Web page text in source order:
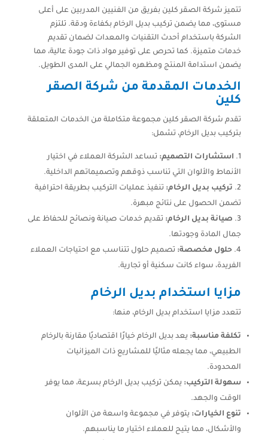
تتميز شركة الصقر كلين بفريق من الفنيين المدربين على أعلى
مستوى، مما يضمن تركيب بديل الرخام بكفاءة ودقة. تلتزم
الشركة باستخدام أحدث التقنيات والمعدات لضمان تقديم
خدمات متميزة. كما تحرص على توفير مواد ذات جودة عالية، مما
يضمن استدامة المنتج ومظهره الجمالي على المدى الطويل.
الخدمات المقدمة من شركة الصقر
كلين
تقدم شركة الصقر كلين مجموعة متكاملة من الخدمات المتعلقة
بتركيب بديل الرخام، تشمل:
استشارات التصميم: تساعد الشركة العملاء في اختيار
الأنماط والألوان التي تناسب ذوقهم وتصميماتهم الداخلية.
تركيب بديل الرخام: تنفيذ عمليات التركيب بطريقة احترافية
تضمن الحصول على نتائج مبهرة.
صيانة بديل الرخام: تقديم خدمات صيانة ونصائح للحفاظ على
جمال المادة وجودتها.
حلول مخصصة: تصميم حلول تتناسب مع احتياجات العملاء
الفريدة، سواء كانت سكنية أو تجارية.
مزايا استخدام بديل الرخام
تتعدد مزايا استخدام بديل الرخام، منها:
تكلفة مناسبة: يعد بديل الرخام خيارًا اقتصاديًا مقارنة بالرخام
الطبيعي، مما يجعله مثاليًا للمشاريع ذات الميزانيات
المحدودة.
سهولة التركيب: يمكن تركيب بديل الرخام بسرعة، مما يوفر
الوقت والجهد.
تنوع الخيارات: يتوفر في مجموعة واسعة من الألوان
والأشكال، مما يتيح للعملاء اختيار ما يناسبهم.